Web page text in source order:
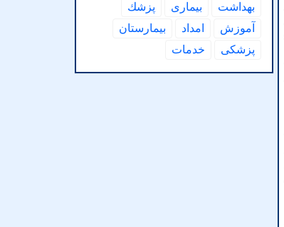
بهداشت بیماری
پزشك
آموزش
امداد
بیمارستان
پزشكی
خدمات